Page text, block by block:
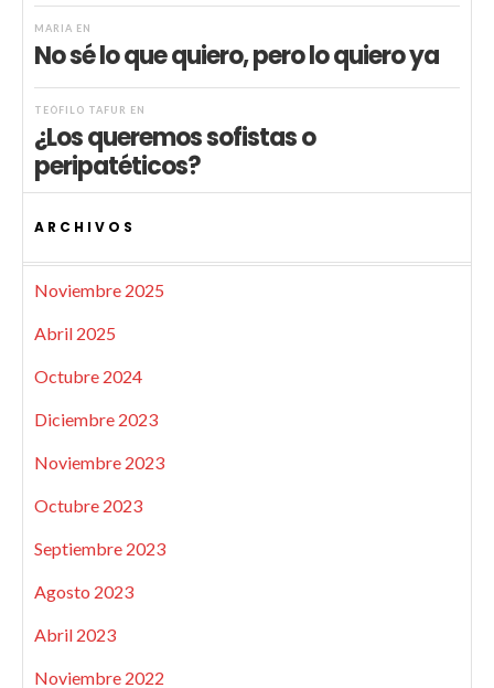
MARIA EN
No sé lo que quiero, pero lo quiero ya
TEÓFILO TAFUR EN
¿Los queremos sofistas o
peripatéticos?
ARCHIVOS
Noviembre 2025
Abril 2025
Octubre 2024
Diciembre 2023
Noviembre 2023
Octubre 2023
Septiembre 2023
Agosto 2023
Abril 2023
Noviembre 2022